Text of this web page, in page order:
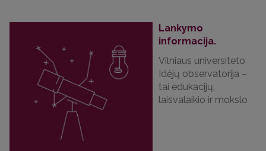
Lankymo
informacija.
Vilniaus universiteto
Idėjų observatorija –
tai edukacijų,
laisvalaikio ir mokslo